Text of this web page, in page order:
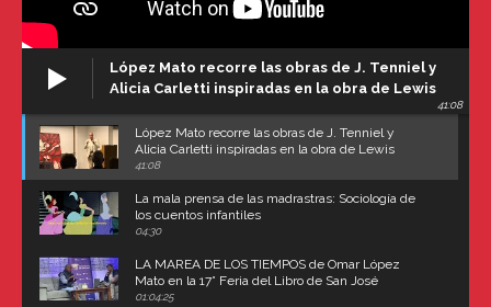
López Mato recorre las obras de J. Tenniel y
Alicia Carletti inspiradas en la obra de Lewis
41:08
López Mato recorre las obras de J. Tenniel y
Alicia Carletti inspiradas en la obra de Lewis
Carroll
41:08
La mala prensa de las madrastras: Sociología de
los cuentos infantiles
04:30
LA MAREA DE LOS TIEMPOS de Omar López
Mato en la 17° Feria del Libro de San José
(Uruguay)
01:04:25